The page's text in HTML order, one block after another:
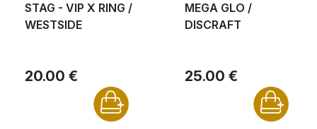
STAG - VIP X RING /
WESTSIDE
20.00 €
MEGA GLO /
DISCRAFT
25.00 €